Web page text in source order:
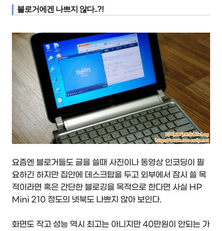
블로거에겐 나쁘지 않다..?!
요즘엔 블로거들도 글을 쓸때 사진이나 동영상 인코딩이 필
요하긴 하지만 집안에 데스크탑을 두고 외부에서 잠시 쓸 목
적이라면 혹은 간단한 블로깅을 목적으로 한다면 사실 HP
Mini 210 정도의 넷북도 나쁘지 않아 보인다.
화면도 작고 성능 역시 최고는 아니지만 40만원이 안되는 가